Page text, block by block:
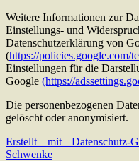
Weitere Informationen zur
Einstellungs- und
Datenschutzerklärung von
(https://policies.google.com/
Einstellungen für die
Google (https://
Die personenbezogenen
gelöscht oder anonymisiert.
Erstellt mit
Schwenke